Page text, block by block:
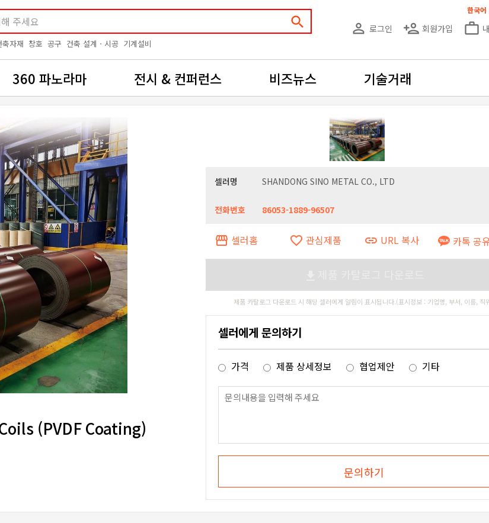
search
축자재 창호 공구 건축 설계ㆍ시공 기계설비
person_outline 로그인 person_add 회원가입 work_outline
한국어
360 파노라마 전시 & 컨퍼런스 비즈뉴스 기술거래
(PVDF Coating)
셀러명 SHANDONG SINO METAL CO., LTD
전화번호 86053-1889-96507
storefront 셀러홈 favorite_border 관심제품 link URL 복사 카톡 공
제품 카탈로그 다운로드 시 해당 셀러에게 알림이 표시됩니다.(표시정보 : 기업명, 부서, 이름, 직
셀러에게 문의하기
가격 제품 상세정보 협업제안 기타
문의하기